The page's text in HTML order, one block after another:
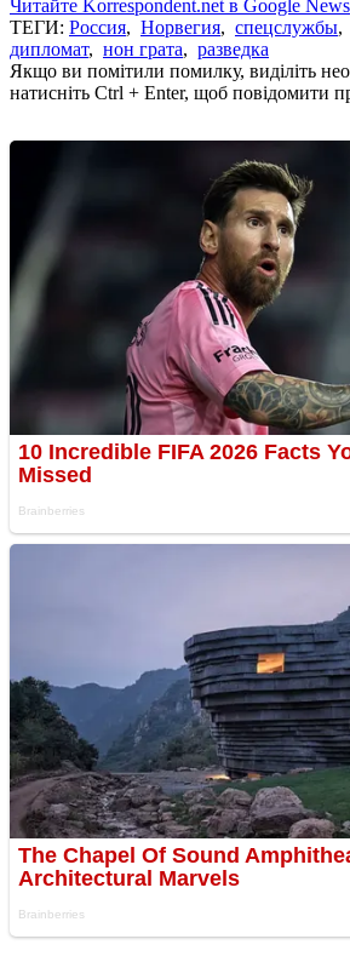
Читайте Korrespondent.net в Google News
ТЕГИ: Россия, Норвегия, спецслужбы,
дипломат, нон грата, разведка
Якщо ви помітили помилку, виділіть
натисніть Ctrl + Enter, щоб повідомити